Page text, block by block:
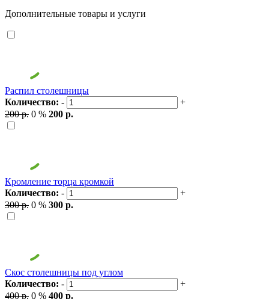
Дополнительные товары и услуги
Распил столешницы
Количество: -
+
200 р. 0 % 200 р.
Кромление торца кромкой
Количество: -
+
300 р. 0 % 300 р.
Скос столешницы под углом
Количество: -
+
400 р. 0 % 400 р.